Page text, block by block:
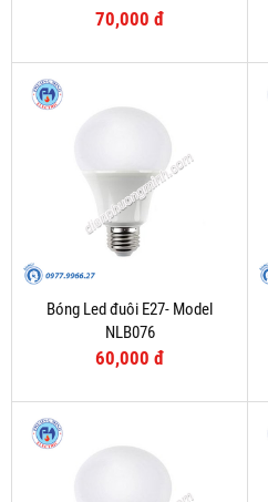
70,000 đ
Bóng Led đuôi E27- Model
NLB076
60,000 đ